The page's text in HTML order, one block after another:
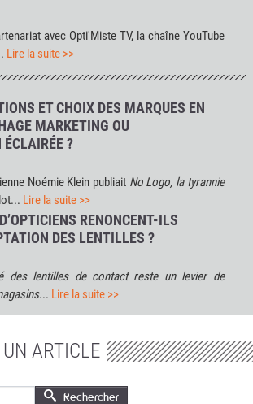
avec Opti'Miste TV, la chaîne YouTube
Lire la suite >>
ET CHOIX DES MARQUES EN
MARKETING OU
?
Noémie Klein publiait No Logo, la tyrannie
Lire la suite >>
RENONCENT-ILS
DES LENTILLES ?
des lentilles de contact reste un levier de
... Lire la suite >>
ARTICLE
Rechercher